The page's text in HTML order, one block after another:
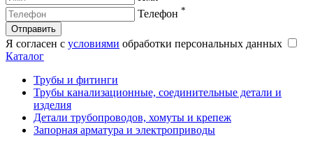
Телефон *
Отправить
Я согласен с условиями обработки персональных данных
Каталог
Трубы и фитинги
Трубы канализационные, соединительные детали и
изделия
Детали трубопроводов, хомуты и крепеж
Запорная арматура и электроприводы